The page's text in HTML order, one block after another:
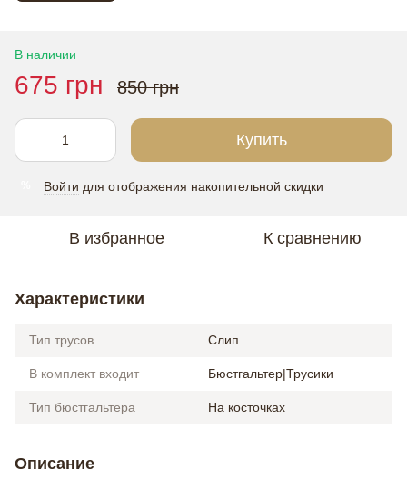
В наличии
675 грн 850 грн
Купить
Войти для отображения накопительной скидки
В избранное К сравнению
Характеристики
Тип трусов Слип
В комплект входит Бюстгальтер|Трусики
Тип бюстгальтера На косточках
Описание